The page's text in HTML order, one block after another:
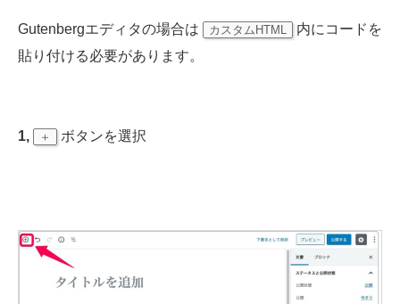
Gutenbergエディタの場合は カスタムHTML
内にコードを
貼り付ける必要があります。
1, ＋ ボタンを選択